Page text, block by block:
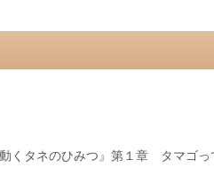
くタネのひみつ』第１章 タマ